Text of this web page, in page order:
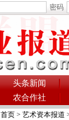
密码
头条新闻
农合作社
首页 > 艺术资本报道